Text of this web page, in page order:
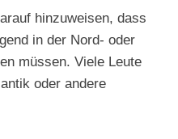
hinzuweisen, dass
in der Nord- oder
müssen. Viele Leute
oder andere